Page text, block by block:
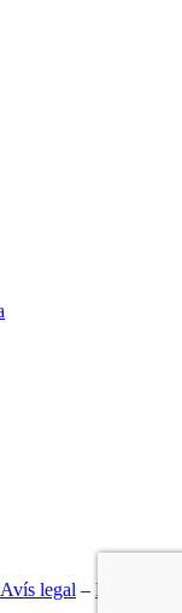
Avís legal – Política